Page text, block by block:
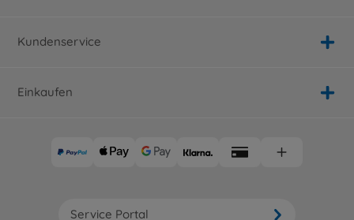
Kundenservice
Einkaufen
Service Portal